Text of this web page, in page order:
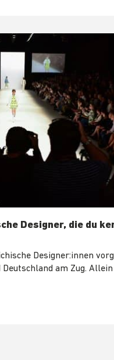
Designer, die du
Designer:innen
am Zug.